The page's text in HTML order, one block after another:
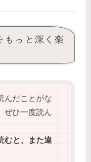
もっと深く楽
んだことがな
ぜひ一度読ん
むと、また違